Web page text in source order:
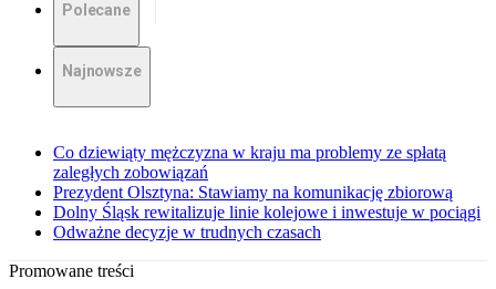
Polecane
Najnowsze
Co dziewiąty mężczyzna w kraju ma problemy ze spłatą
zaległych zobowiązań
Prezydent Olsztyna: Stawiamy na komunikację zbiorową
Dolny Śląsk rewitalizuje linie kolejowe i inwestuje w pociągi
Odważne decyzje w trudnych czasach
Promowane treści